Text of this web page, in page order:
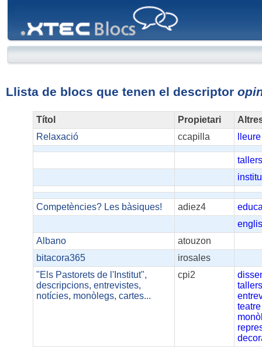
Llista de blocs que tenen el descriptor
Títol Propietari
Relaxació
ccapilla lleure
Competències? Les bàsiques! adiez4
Albano
atouzon
bitacora365
irosales
"Els Pastorets de l'Institut",
descripcions, entrevistes,
notícies, monòlegs, cartes...
cpi2
teatre